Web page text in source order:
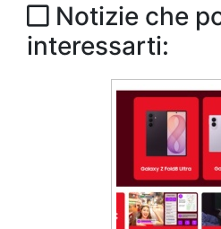
Notizie che
interessarti: